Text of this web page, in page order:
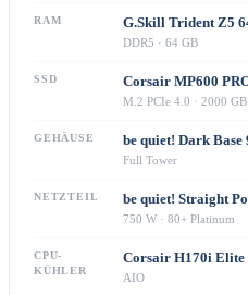
RAM G.Skill Trident Z5
DDR5 · 64 GB
SSD Corsair MP600
M.2 PCIe 4.0 · 2000 GB
GEHÄUSE be quiet! Dark Base
Full Tower
NETZTEIL be quiet! Straight
750 W · 80+ Platinum
CPU-
KÜHLER
Corsair H170i Elite
AIO